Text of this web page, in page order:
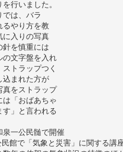
行いました。
では、バラ
るやり方を教
に入りの写真
針を慎重には
の文字盤を入れ
トラップつく
込まれた方が
真をストラップ
は「おばあちゃ
す」と言われる
一公民髄で開催
館で「気象と災害」に関する講